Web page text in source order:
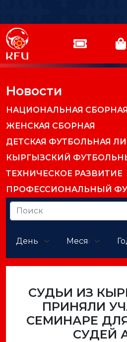
Новости
НАЦИОНАЛЬНАЯ СБОРНАЯ
ЖЕНСКАЯ СБОРНАЯ
ДЕТСКАЯ ФУТБОЛЬНАЯ
КЫРГЫЗСКИЙ
ТЕХНИЧЕСКОЕ РАЗВИТИЕ
ПРОФЕССИОНАЛЬНЫЙ
СУДЬИ ИЗ
ПРИНЯЛИ
СЕМИНАРЕ
СУДЕЙ